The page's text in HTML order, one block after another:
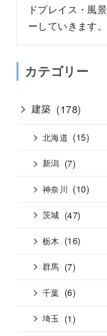
ドプレイス・風
ーしていきます。
カテゴリー
建築 (178)
北海道 (15)
新潟 (7)
神奈川 (10)
茨城 (47)
栃木 (16)
群馬 (7)
千葉 (6)
埼玉 (1)